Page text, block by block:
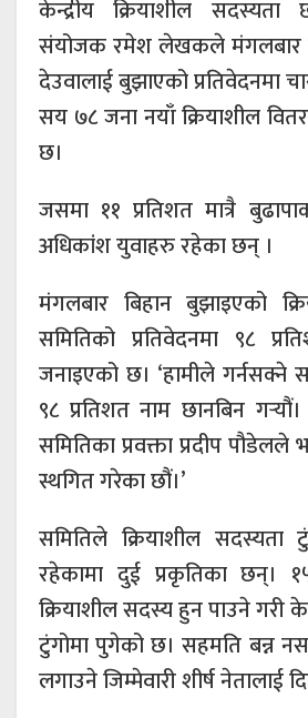
केन्द्रीय क्रियाशील सदस्यता
संयोजक रमेश लेखकले मंगलबार
देउवालाई बुझाएको प्रतिवेदनमा
सय ७८ जना नयाँ क्रियाशील
छ।
जसमा ११ प्रतिशत मात्रै
अधिकांश युवाहरु रहेका छन् ।
मंगलबार बिहान बुझाइएको
समितिको प्रतिवेदनमा ९८
जनाइएको छ। ‘हामीले गर्नसक्ने
९८ प्रतिशत नाम छानबिन
समितिका प्रवक्ता प्रदीप पौडेलले
स्थगित गरेका छौं।’
समितिले क्रियाशील सदस्यता
रहेकामा दुई प्रकृतिका छन्।
क्रियाशील सदस्य हुन पाउने गरी
टुंगोमा पुगेको छ। सहमति बन्न
लगाउने जिम्मेवारी शीर्ष नेतालाई